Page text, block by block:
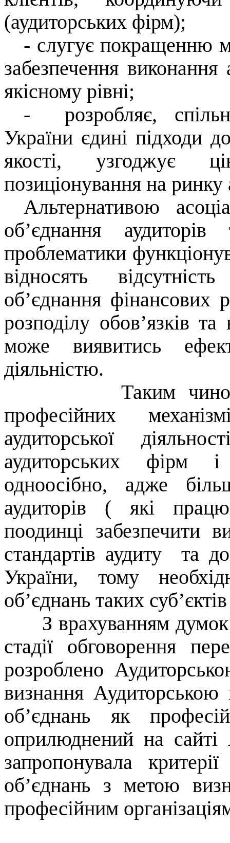
(аудиторських фірм);
- слугує покращенню
забезпечення
якісному рівні;
-
розробляє,
України єдині підходи
якості, узгоджує
позиціонування на ринку
Альтернативою
об’єднання
проблематики
відносять
об’єднання фінансових
розподілу обов’язків
може виявитись
діяльністю.
Таким
професійних
аудиторської
аудиторських фірм
одноосібно, адже
аудиторів ( які
поодинці забезпечити
стандартів аудиту
та
України, тому
об’єднань таких
З врахуванням
стадії обговорення
розроблено
визнання Аудиторською
об’єднань як
оприлюднений на
запропонувала
об’єднань з метою
професійним